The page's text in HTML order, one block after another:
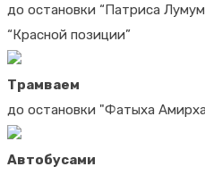
до остановки “Патриса
“Красной позиции”
Трамваем
до остановки "Фатыха
Автобусами